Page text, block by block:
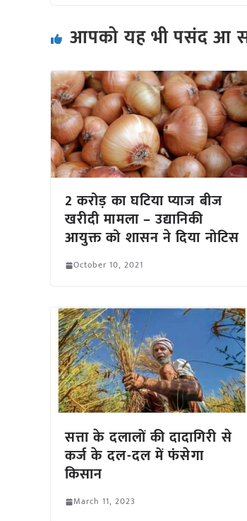
आपको यह भी पसंद आ
2 करोड़ का घटिया प्याज बीज
खरीदी मामला – उद्यानिकी
आयुक्त को शासन ने दिया नोटिस
October 10, 2021
सत्ता के दलालों की दादागिरी से
कर्ज के दल-दल में फंसेगा
किसान
March 11, 2023